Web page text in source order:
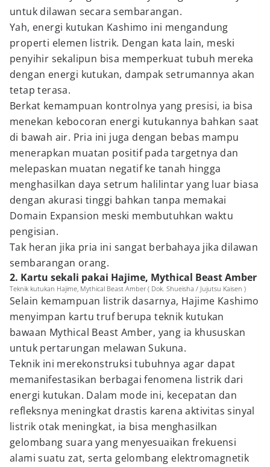
untuk dilawan secara sembarangan.
Yah, energi kutukan Kashimo ini mengandung
properti elemen listrik. Dengan kata lain, meski
penyihir sekalipun bisa memperkuat tubuh mereka
dengan energi kutukan, dampak setrumannya akan
tetap terasa.
Berkat kemampuan kontrolnya yang presisi, ia bisa
menekan kebocoran energi kutukannya bahkan saat
di bawah air. Pria ini juga dengan bebas mampu
menerapkan muatan positif pada targetnya dan
melepaskan muatan negatif ke tanah hingga
menghasilkan daya setrum halilintar yang luar biasa
dengan akurasi tinggi bahkan tanpa memakai
Domain Expansion meski membutuhkan waktu
pengisian.
Tak heran jika pria ini sangat berbahaya jika dilawan
sembarangan orang.
2. Kartu sekali pakai Hajime, Mythical Beast Amber
Teknik kutukan Hajime, Mythical Beast Amber ( Dok. Shueisha / Jujutsu Kaisen )
Selain kemampuan listrik dasarnya, Hajime Kashimo
menyimpan kartu truf berupa teknik kutukan
bawaan Mythical Beast Amber, yang ia khususkan
untuk pertarungan melawan Sukuna.
Teknik ini merekonstruksi tubuhnya agar dapat
memanifestasikan berbagai fenomena listrik dari
energi kutukan. Dalam mode ini, kecepatan dan
refleksnya meningkat drastis karena aktivitas sinyal
listrik otak meningkat, ia bisa menghasilkan
gelombang suara yang menyesuaikan frekuensi
alami suatu zat, serta gelombang elektromagnetik